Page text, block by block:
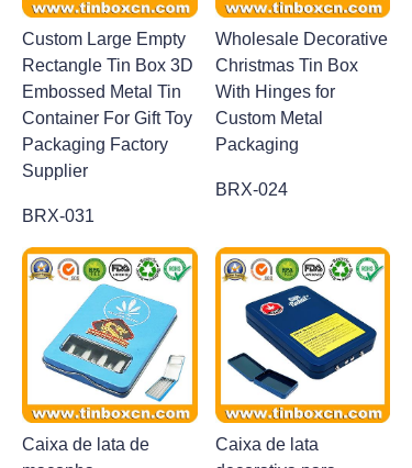
Custom Large Empty
Rectangle Tin Box 3D
Embossed Metal Tin
Container For Gift Toy
Packaging Factory
Supplier
BRX-031
Wholesale Decorative
Christmas Tin Box
With Hinges for
Custom Metal
Packaging
BRX-024
Caixa de lata de
Caixa de lata